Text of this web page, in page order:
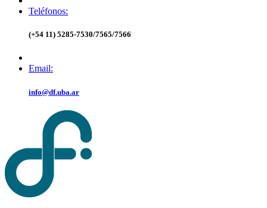
Teléfonos:
(+54 11) 5285-7530/7565/7566
Email:
info@df.uba.ar